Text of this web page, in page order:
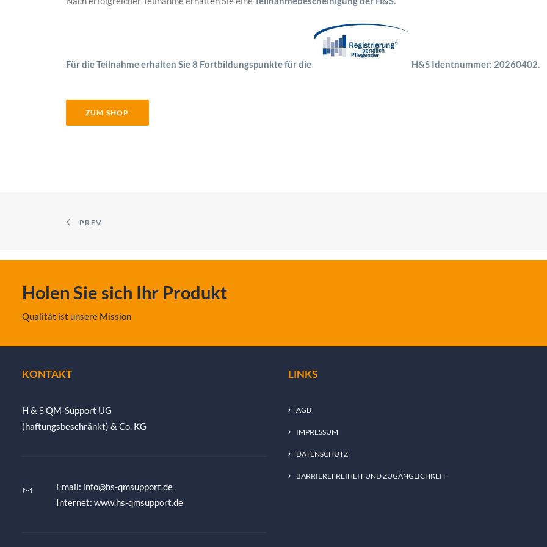
Für die Teilnahme erhalten Sie 8 Fortbildungspunkte für die H&S Identnummer: 20260402.
ZUM SHOP
PREV
Holen Sie sich Ihr Produkt
Qualität ist unsere Mission
KONTAKT
H & S QM-Support UG
(haftungsbeschränkt) & Co. KG
Email: info@hs-qmsupport.de
Internet: www.hs-qmsupport.de
LINKS
AGB
IMPRESSUM
DATENSCHUTZ
BARRIEREFREIHEIT UND ZUGÄNGLICHKEIT